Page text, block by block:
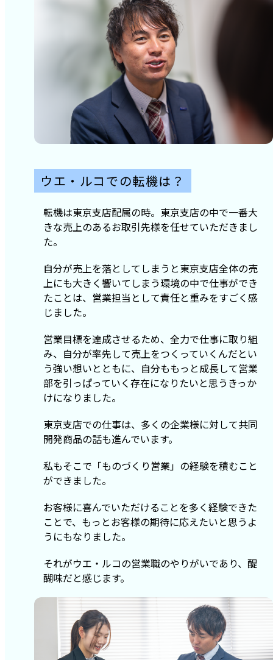
ウエ・ルコでの転機は？
転機は東京支店配属の時。東京支店の中で一番大
きな売上のあるお取引先様を任せていただきまし
た。
自分が売上を落としてしまうと東京支店全体の売
上にも大きく響いてしまう環境の中で仕事ができ
たことは、営業担当として責任と重みをすごく感
じました。
営業目標を達成させるため、全力で仕事に取り組
み、自分が率先して売上をつくっていくんだとい
う強い想いとともに、自分ももっと成長して営業
部を引っぱっていく存在になりたいと思うきっか
けになりました。
東京支店での仕事は、多くの企業様に対して共同
開発商品の話も進んでいます。
私もそこで「ものづくり営業」の経験を積むこと
ができました。
お客様に喜んでいただけることを多く経験できた
ことで、もっとお客様の期待に応えたいと思うよ
うにもなりました。
それがウエ・ルコの営業職のやりがいであり、醍
醐味だと感じます。